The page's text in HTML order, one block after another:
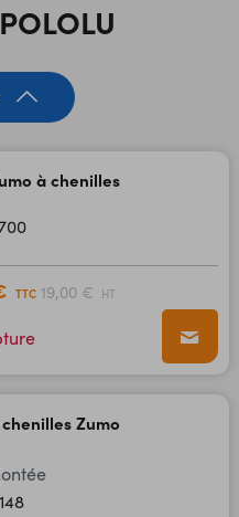
à chenilles
TTC 19,00 € HT
Zumo